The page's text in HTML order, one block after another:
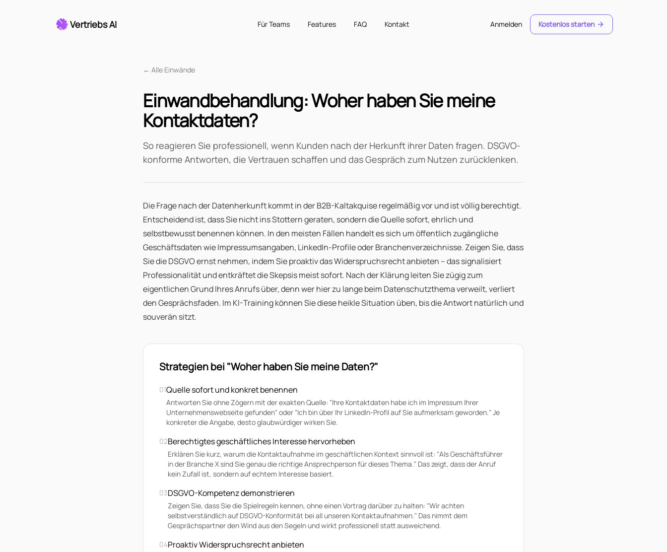
Vertriebs AI Für Teams Features FAQ Kontakt Anmelden Kostenlos starten
← Alle Einwände
Einwandbehandlung:Woher haben Sie meine
Kontaktdaten?
So reagieren Sie professionell, wenn Kunden nach der Herkunft ihrer Daten fragen. DSGVO-
konforme Antworten, die Vertrauen schaffen und das Gespräch zum Nutzen zurücklenken.
Die Frage nach der Datenherkunft kommt in der B2B-Kaltakquise regelmäßig vor und ist völlig berechtigt.
Entscheidend ist, dass Sie nicht ins Stottern geraten, sondern die Quelle sofort, ehrlich und
selbstbewusst benennen können. In den meisten Fällen handelt es sich um öffentlich zugängliche
Geschäftsdaten wie Impressumsangaben, LinkedIn-Profile oder Branchenverzeichnisse. Zeigen Sie, dass
Sie die DSGVO ernst nehmen, indem Sie proaktiv das Widerspruchsrecht anbieten – das signalisiert
Professionalität und entkräftet die Skepsis meist sofort. Nach der Klärung leiten Sie zügig zum
eigentlichen Grund Ihres Anrufs über, denn wer hier zu lange beim Datenschutzthema verweilt, verliert
den Gesprächsfaden. Im KI-Training können Sie diese heikle Situation üben, bis die Antwort natürlich und
souverän sitzt.
Strategien bei "Woher haben Sie meine Daten?"
01Quelle sofort und konkret benennen
Antworten Sie ohne Zögern mit der exakten Quelle: "Ihre Kontaktdaten habe ich im Impressum Ihrer
Unternehmenswebseite gefunden" oder "Ich bin über Ihr LinkedIn-Profil auf Sie aufmerksam geworden." Je
konkreter die Angabe, desto glaubwürdiger wirken Sie.
02Berechtigtes geschäftliches Interesse hervorheben
Erklären Sie kurz, warum die Kontaktaufnahme im geschäftlichen Kontext sinnvoll ist: "Als Geschäftsführer
in der Branche X sind Sie genau die richtige Ansprechperson für dieses Thema." Das zeigt, dass der Anruf
kein Zufall ist, sondern auf echtem Interesse basiert.
03DSGVO-Kompetenz demonstrieren
Zeigen Sie, dass Sie die Spielregeln kennen, ohne einen Vortrag darüber zu halten: "Wir achten
selbstverständlich auf DSGVO-Konformität bei all unseren Kontaktaufnahmen." Das nimmt dem
Gesprächspartner den Wind aus den Segeln und wirkt professionell statt ausweichend.
04Proaktiv Widerspruchsrecht anbieten